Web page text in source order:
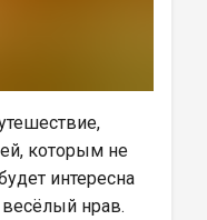
которым не
интересна
нрав.